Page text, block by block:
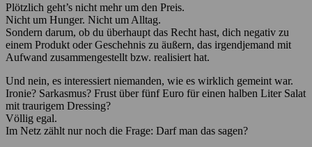
Plötzlich geht’s nicht mehr um den Preis.
Nicht um Hunger. Nicht um Alltag.
Sondern darum, ob du überhaupt das Recht hast, dich negativ zu
einem Produkt oder Geschehnis zu äußern, das irgendjemand mit
Aufwand zusammengestellt bzw. realisiert hat.
Und nein, es interessiert niemanden, wie es wirklich gemeint war.
Ironie? Sarkasmus? Frust über fünf Euro für einen halben Liter Salat
mit traurigem Dressing?
Völlig egal.
Im Netz zählt nur noch die Frage: Darf man das sagen?